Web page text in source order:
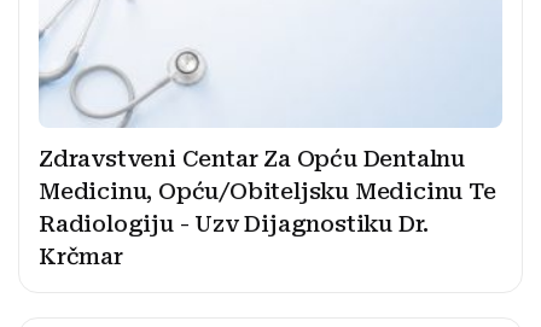
Zdravstveni Centar Za Opću Dentalnu
Medicinu, Opću/Obiteljsku Medicinu Te
Radiologiju - Uzv Dijagnostiku Dr.
Krčmar